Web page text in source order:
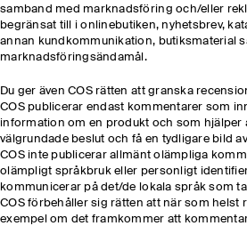
samband med marknadsföring och/eller
begränsat till i onlinebutiken, nyhetsbrev,
annan kundkommunikation, butiksmaterial
marknadsföringsändamål.
Du ger även COS rätten att granska
COS publicerar endast kommentarer som
information om en produkt och som hjälper
välgrundade beslut och få en tydligare bild
COS inte publicerar allmänt olämpliga
olämpligt språkbruk eller personligt
kommunicerar på det/de lokala språk som
COS förbehåller sig rätten att när som helst
exempel om det framkommer att